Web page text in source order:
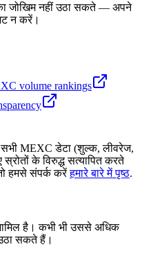
जोखिम नहीं उठा सकते — अपने
न करें।
volume rankings
MEXC डेटा (शुल्क, लीवरेज,
के विरुद्ध सत्यापित करते
हमसे संपर्क करें हमारे बारे में पृष्ठ.
है। कभी भी उससे अधिक
सकते हैं।